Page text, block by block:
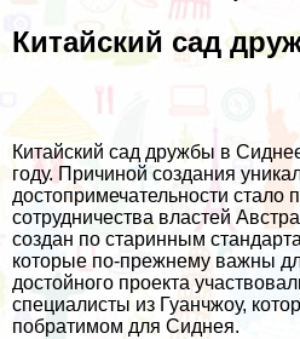
Китайский сад
Китайский сад дружбы в
году. Причиной создания
достопримечательности стало
сотрудничества властей
создан по старинным
которые по-прежнему важны
достойного проекта
специалисты из Гуанчжоу,
побратимом для Сиднея.